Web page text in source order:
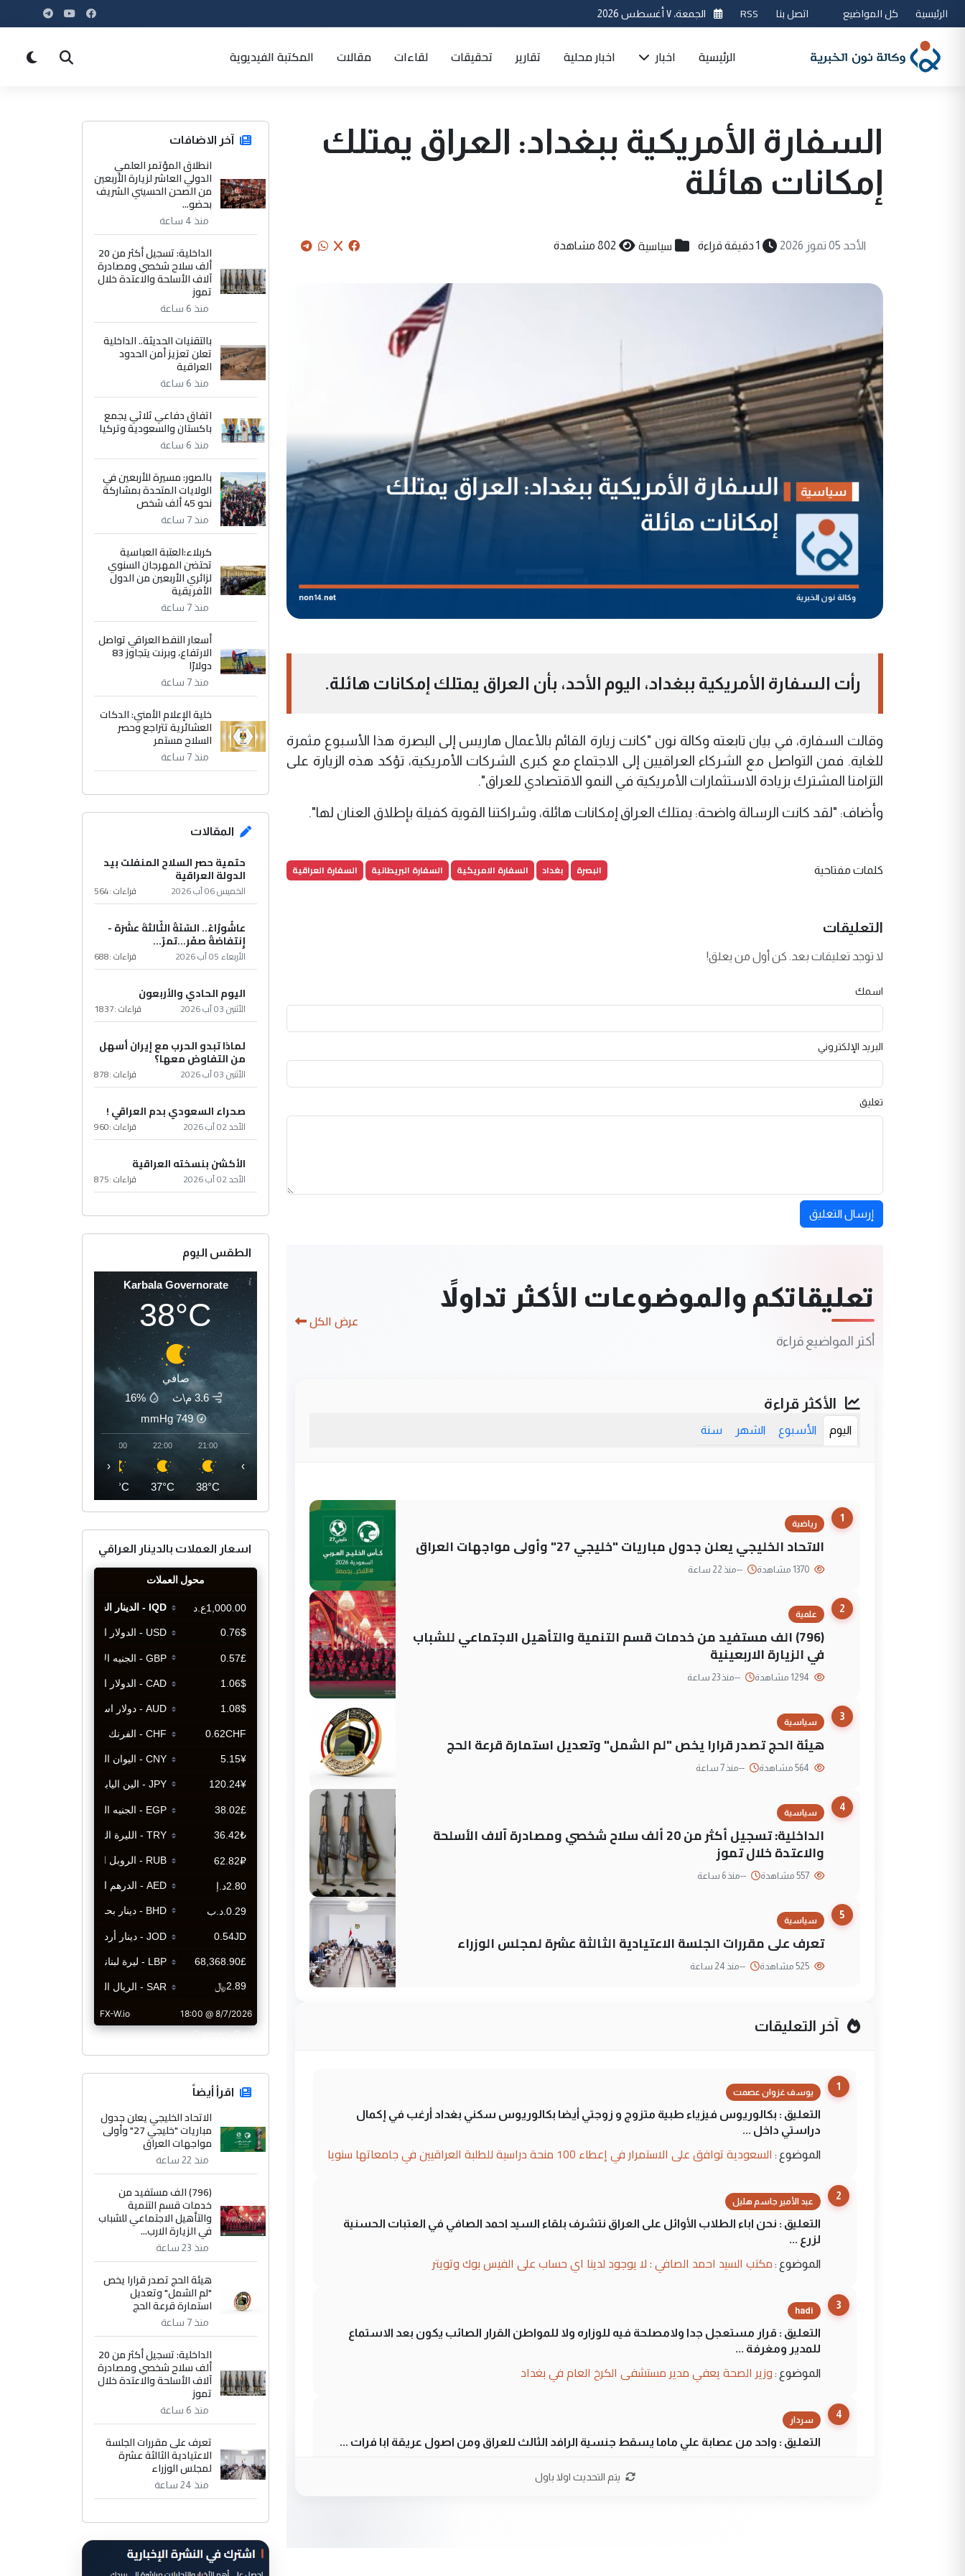
الرئيسية كل المواضيع اتصل بنا RSS الجمعة، ٧ أغسطس 2026
الرئيسية اخبار اخبار محلية تقارير تحقيقات لقاءات مقالات المكتبة الفيديوية
السفارة الأمريكية ببغداد: العراق يمتلك
إمكانات هائلة
الأحد 05 تموز 2026 1 دقيقة قراءة سياسية 802 مشاهدة
رأت السفارة الأمريكية ببغداد، اليوم الأحد، بأن العراق يمتلك إمكانات هائلة.
وقالت السفارة، في بيان تابعته وكالة نون "كانت زيارة القائم بالأعمال هاريس إلى البصرة هذا الأسبوع مثمرة
للغاية. فمن التواصل مع الشركاء العراقيين إلى الاجتماع مع كبرى الشركات الأمريكية، تؤكد هذه الزيارة على
التزامنا المشترك بزيادة الاستثمارات الأمريكية في النمو الاقتصادي للعراق".
وأضاف: "لقد كانت الرسالة واضحة: يمتلك العراق إمكانات هائلة، وشراكتنا القوية كفيلة بإطلاق العنان لها".
كلمات مفتاحية البصرة بغداد السفارة الامريكية السفارة البريطانية السفارة العراقية
التعليقات
لا توجد تعليقات بعد. كن أول من يعلق!
اسمك
البريد الإلكتروني
تعليق
إرسال التعليق
تعليقاتكم والموضوعات الأكثر تداولاً
أكثر المواضيع قراءة
عرض الكل
الأكثر قراءة
اليوم الأسبوع الشهر سنة
1
رياضية
الاتحاد الخليجي يعلن جدول مباريات "خليجي 27" وأولى مواجهات العراق
--منذ 22 ساعة
2
علمية
(796) الف مستفيد من خدمات قسم التنمية والتأهيل الاجتماعي للشباب
في الزيارة الاربعينية
--منذ 23 ساعة
3
سياسية
هيئة الحج تصدر قرارا يخص "لم الشمل" وتعديل استمارة قرعة الحج
--منذ 7 ساعة
4
سياسية
الداخلية: تسجيل أكثر من 20 ألف سلاح شخصي ومصادرة آلاف الأسلحة
والاعتدة خلال تموز
--منذ 6 ساعة
5
سياسية
تعرف على مقررات الجلسة الاعتيادية الثالثة عشرة لمجلس الوزراء
--منذ 24 ساعة
آخر التعليقات
1
يوسف غزوان عصمت
التعليق : بكالوريوس فيزياء طبية متزوج و زوجتي أيضا بكالوريوس سكني بغداد أرغب في إكمال
دراستي داخل ...
الموضوع : السعودية توافق على الاستمرار في إعطاء 100 منحة دراسية للطلبة العراقيين في جامعاتها سنويا
2
عبد الأمير جاسم هليل
التعليق : نحن اباء الطلاب الأوائل على العراق نتشرف بلقاء السيد احمد الصافي في العتبات الحسنية
لزرع ...
الموضوع : مكتب السيد احمد الصافي : لا يوجود لدينا اي حساب على الفيس بوك وتويتر
3
hadi
التعليق : قرار مستعجل جدا ولامصلحة فيه للوزاره ولا للمواطن القرار الصائب يكون بعد الاستماع
للمدير ومغرفة ...
الموضوع : وزير الصحة يعفي مدير مستشفى الكرخ العام في بغداد
4
سردار
التعليق : واحد من عصابة علي ماما يسقط جنسية الرافد الثالث للعراق ومن اصول عريقة ابا فرات ...
الجواهري يرد على صدام حسين سل مضجعيك يابن الزنا (نص كامل)
يتم التحديث اولا باول
آخر الاضافات
انطلاق المؤتمر العلمي
الدولي العاشر لزيارة الأربعين
من الصحن الحسيني الشريف
بحضو...
منذ 4 ساعة
الداخلية: تسجيل أكثر من 20
ألف سلاح شخصي ومصادرة
آلاف الأسلحة والاعتدة خلال
تموز
منذ 6 ساعة
بالتقنيات الحديثة.. الداخلية
تعلن تعزيز أمن الحدود
العراقية
منذ 6 ساعة
اتفاق دفاعي ثلاثي يجمع
باكستان والسعودية وتركيا
منذ 6 ساعة
بالصور: مسيرة للأربعين في
الولايات المتحدة بمشاركة
نحو 45 ألف شخص
منذ 7 ساعة
كربلاء:العتبة العباسية
تحتضن المهرجان السنوي
لزائري الأربعين من الدول
الأفريقية
منذ 7 ساعة
أسعار النفط العراقي تواصل
الارتفاع، وبرنت يتجاوز 83
دولارًا
منذ 7 ساعة
خلية الإعلام الأمني: الدكات
العشائرية تتراجع وحصر
السلاح مستمر
منذ 7 ساعة
المقالات
حتمية حصر السلاح المنفلت بيد
الدولة العراقية
الخميس 06 آب 2026 قراءات :564
عاشُورْاءُ.. السّنَةُ الثّالثةَ عشَرَة -
إِنتفاضةُ صفَر…تمرّ...
الأربعاء 05 آب 2026 قراءات :688
اليوم الحادي والأربعون
الأثنين 03 آب 2026 قراءات :1837
لماذا تبدو الحرب مع إيران أسهل
من التفاوض معها؟
الأثنين 03 آب 2026 قراءات :878
صحراء السعودي بدم العراقي !
الأحد 02 آب 2026 قراءات :960
الأكشن بنسخته العراقية
الأحد 02 آب 2026 قراءات :875
الطقس اليوم
Karbala Governorate
38°C
صافي
3.6 م\ث
16%
749
mmHg
21:00
38°C
22:00
37°C
23:00
37°C
‹ ›
اسعار العملات بالدينار العراقي
CurrencyRate
اقرأ أيضاً
الاتحاد الخليجي يعلن جدول
مباريات "خليجي 27" وأولى
مواجهات العراق
منذ 22 ساعة
(796) الف مستفيد من
خدمات قسم التنمية
والتأهيل الاجتماعي للشباب
في الزيارة الارب...
منذ 23 ساعة
هيئة الحج تصدر قرارا يخص
"لم الشمل" وتعديل
استمارة قرعة الحج
منذ 7 ساعة
الداخلية: تسجيل أكثر من 20
ألف سلاح شخصي ومصادرة
آلاف الأسلحة والاعتدة خلال
تموز
منذ 6 ساعة
تعرف على مقررات الجلسة
الاعتيادية الثالثة عشرة
لمجلس الوزراء
منذ 24 ساعة